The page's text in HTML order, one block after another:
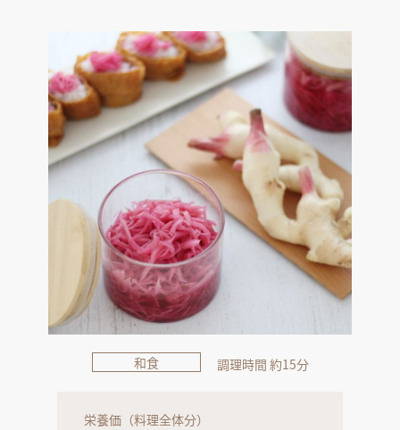
和食 調理時間 約15分
栄養価（料理全体分）